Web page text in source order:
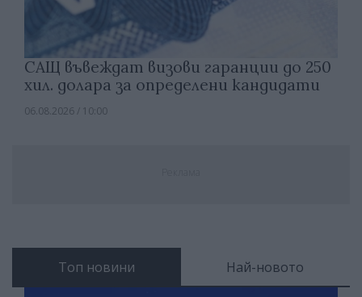
САЩ въвеждат визови гаранции до 250
хил. долара за определени кандидати
06.08.2026 / 10:00
Топ новини Най-новото